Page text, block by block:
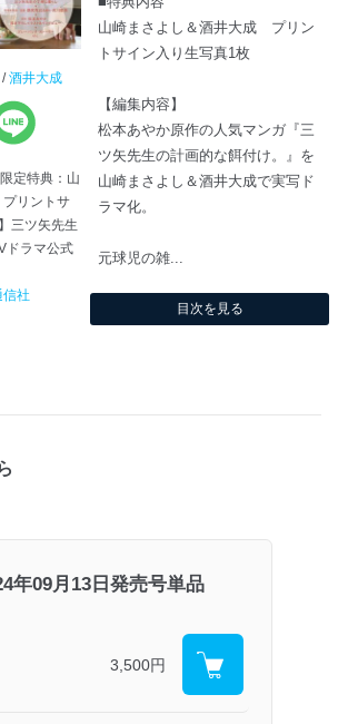
/酒井大成
定特典：山
リントサ
三ツ矢先生
ラマ公式
社
山崎まさよし＆酒井大成 プリン
トサイン入り生写真1枚
【編集内容】
松本あやか原作の人気マンガ『三
ツ矢先生の計画的な餌付け。』を
山崎まさよし＆酒井大成で実写ド
ラマ化。
元球児の雑...
目次を見る
年09月13日発売号単品
3,500円